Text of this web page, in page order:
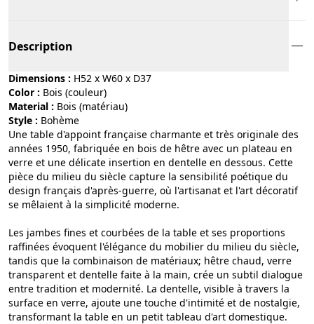
Description
Dimensions : H52 x W60 x D37
Color :
bois (couleur)
Material :
bois (matériau)
Style :
bohème
Une table d'appoint française charmante et très originale des
années 1950, fabriquée en bois de hêtre avec un plateau en
verre et une délicate insertion en dentelle en dessous. Cette
pièce du milieu du siècle capture la sensibilité poétique du
design français d'après-guerre, où l'artisanat et l'art décoratif
se mêlaient à la simplicité moderne.
Les jambes fines et courbées de la table et ses proportions
raffinées évoquent l'élégance du mobilier du milieu du siècle,
tandis que la combinaison de matériaux; hêtre chaud, verre
transparent et dentelle faite à la main, crée un subtil dialogue
entre tradition et modernité. La dentelle, visible à travers la
surface en verre, ajoute une touche d'intimité et de nostalgie,
transformant la table en un petit tableau d'art domestique.